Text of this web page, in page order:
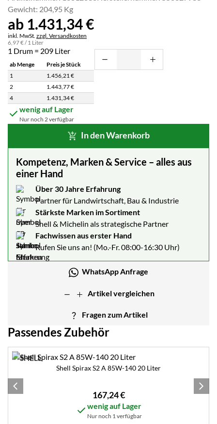
Gewicht: 204,95 Kg
ab:
ab 1.431,34€
Steuerhinweis:
inkl. MwSt. zzgl. Versandkosten
6,97€/ 1 Liter
1 Drum = 209 Liter
Staffelpreisliste: Preise pro Stück abhängig von der Abnahmemenge
ab Menge
Preis je Stück
1
1.456,21€
2
1.443,77€
4
1.431,34€
wenig auf Lager
Nur noch 2 verfügbar
In den Warenkorb
Kompetenz, Marken & Service – alles aus
einer Hand
Über 30 Jahre Erfahrung
Partner für Landwirtschaft, Bau & Industrie
Stärkste Marken im Sortiment
Shell & Michelin als strategische Partner
Fachwissen aus erster Hand
Rufen Sie uns an! (Mo.-Fr. 08:00-16:30 Uhr)
WhatsApp Anfrage
Artikel vergleichen
Fragen zum Artikel
Passendes Zubehör
Zubehör überspringen
Shell Spirax S2 A 85W-140 20 Liter
167,24€
wenig auf Lager
Nur noch 1 verfügbar